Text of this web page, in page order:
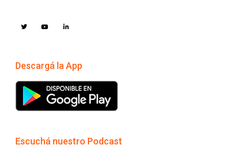
Descargá la App
Escuchá nuestro Podcast